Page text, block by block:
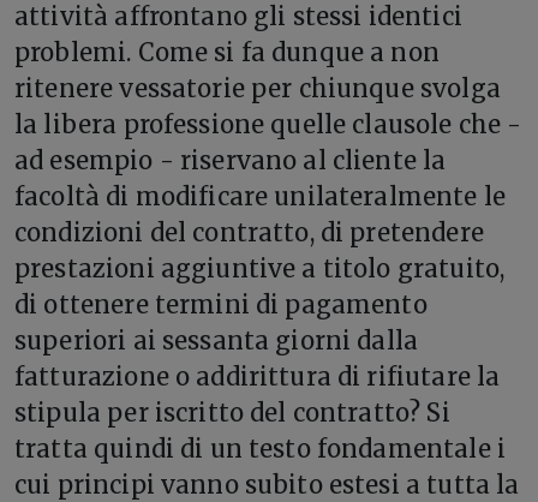
attività affrontano gli stessi identici
problemi. Come si fa dunque a non
ritenere vessatorie per chiunque svolga
la libera professione quelle clausole che -
ad esempio - riservano al cliente la
facoltà di modificare unilateralmente le
condizioni del contratto, di pretendere
prestazioni aggiuntive a titolo gratuito,
di ottenere termini di pagamento
superiori ai sessanta giorni dalla
fatturazione o addirittura di rifiutare la
stipula per iscritto del contratto? Si
tratta quindi di un testo fondamentale i
cui principi vanno subito estesi a tutta la